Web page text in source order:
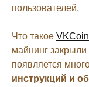
пользователей.
Что такое VKCoin
майнинг
появляется
инструкций и